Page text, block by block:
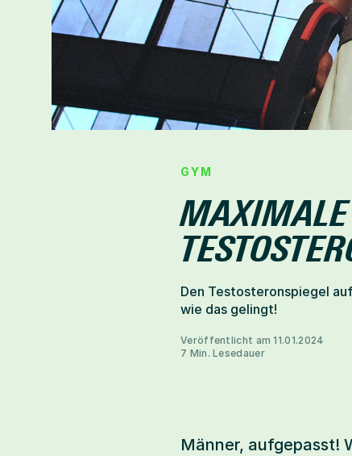
Mitgliederbereich
Help-Center
Mitglied werden
GYM
MAXIMALE
Den Testosteronspiegel
Veröffentlicht am 11.01.2024
7 Min. Lesedauer
Männer, aufgepasst!